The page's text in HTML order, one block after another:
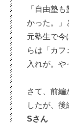
「自由塾
かった。」
元塾生で今
らは「カフ
入れが。や
さて、前編
したが、後
Sさん